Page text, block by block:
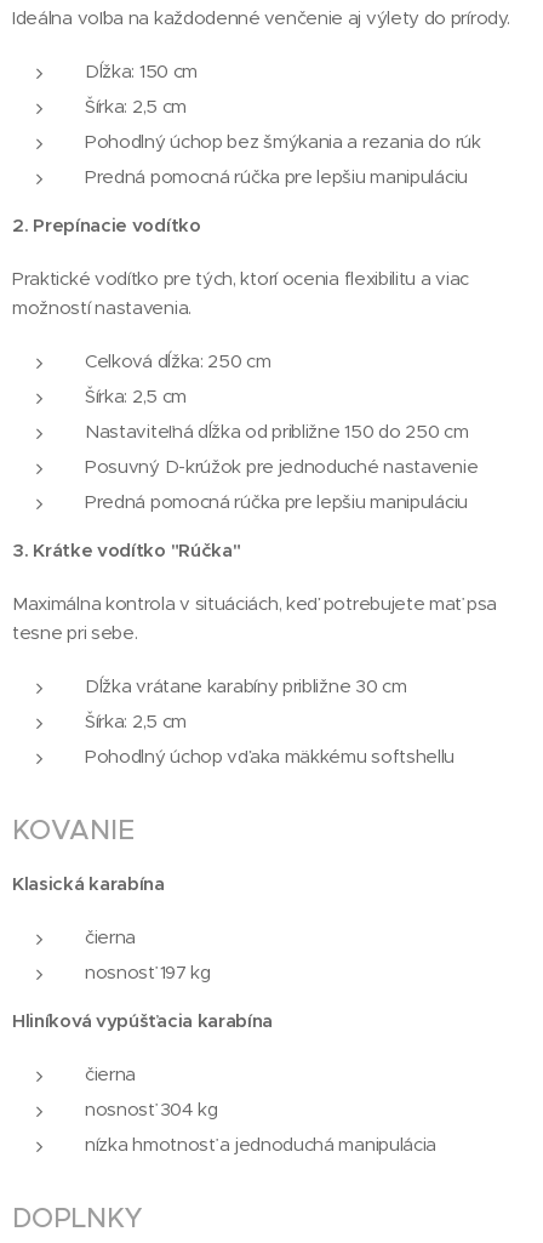
Ideálna voľba na každodenné venčenie aj výlety do prírody.
Dĺžka: 150 cm
Šírka: 2,5 cm
Pohodlný úchop bez šmýkania a rezania do rúk
Predná pomocná rúčka pre lepšiu manipuláciu
2. Prepínacie vodítko
Praktické vodítko pre tých, ktorí ocenia flexibilitu a viac
možností nastavenia.
Celková dĺžka: 250 cm
Šírka: 2,5 cm
Nastaviteľná dĺžka od približne 150 do 250 cm
Posuvný D-krúžok pre jednoduché nastavenie
Predná pomocná rúčka pre lepšiu manipuláciu
3. Krátke vodítko "Rúčka"
Maximálna kontrola v situáciách, keď potrebujete mať psa
tesne pri sebe.
Dĺžka vrátane karabíny približne 30 cm
Šírka: 2,5 cm
Pohodlný úchop vďaka mäkkému softshellu
KOVANIE
Klasická karabína
čierna
nosnosť 197 kg
Hliníková vypúšťacia karabína
čierna
nosnosť 304 kg
nízka hmotnosť a jednoduchá manipulácia
DOPLNKY